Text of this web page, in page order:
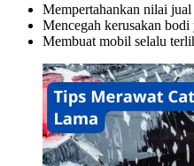
Mempertahankan nilai
Mencegah kerusakan bodi
Membuat mobil selalu